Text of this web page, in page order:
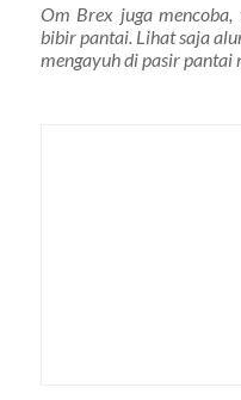
Om Brex juga
bibir pantai. Lihat saja
mengayuh di pasir pantai